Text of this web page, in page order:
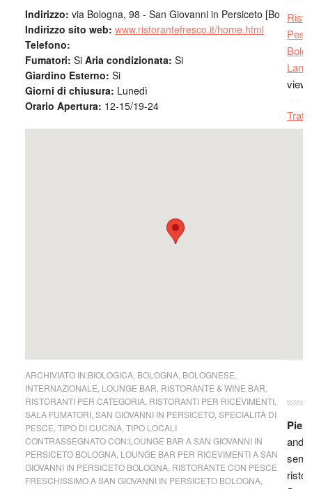
Indirizzo: via Bologna, 98 - San Giovanni in Persiceto [Bo
Indirizzo sito web: www.ristorantefresco.it/home.html
Telefono:
Fumatori: Si Aria condizionata: Si
Giardino Esterno: Si
Giorni di chiusura: Lunedì
Orario Apertura: 12-15/19-24
ARCHIVIATO IN:BIOLOGICA, BOLOGNA, BOLOGNESE
INTERNAZIONALE LOUNGE BAR RISTORANTE & WINE BAR
RISTORANTI PER CATEGORIA, RISTORANTI PER RICEVIMENTI,
SALA FUMATORI, SAN GIOVANNI IN PERSICETO, SPECIALITÀ DI
PESCE TIPO DI CUCINA, TIPO LOCALI
CONTRASSEGNATO CON:LOUNGE BAR A SAN GIOVANNI IN
PERSICETO BOLOGNA, LOUNGE BAR PER RICEVIMENTI A SAN
GIOVANNI IN PERSICETO BOLOGNA, RISTORANTE CON PESCE
FRESCHISSIMO A SAN GIOVANNI IN PERSICETO BOLOGNA,
a Bo